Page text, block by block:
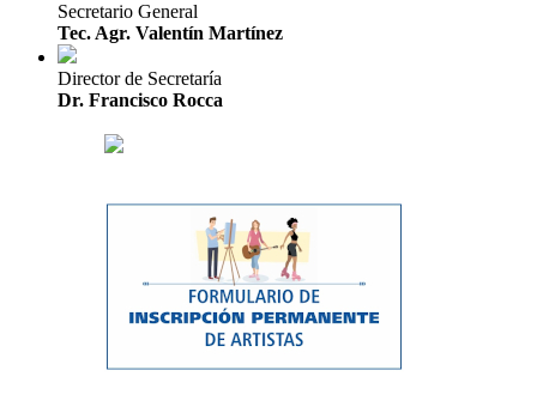
Secretario General
Tec. Agr. Valentín Martínez
Director de Secretaría
Dr. Francisco Rocca